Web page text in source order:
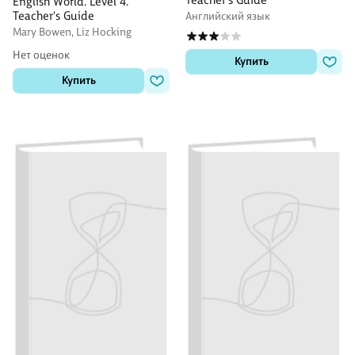
Teacher's Guide
Mary Bowen, Liz Hocking
Нет оценок
Купить
Английский язык
Купить